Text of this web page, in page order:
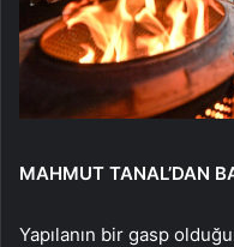
MAHMUT TANAL’DAN
Yapılanın bir gasp